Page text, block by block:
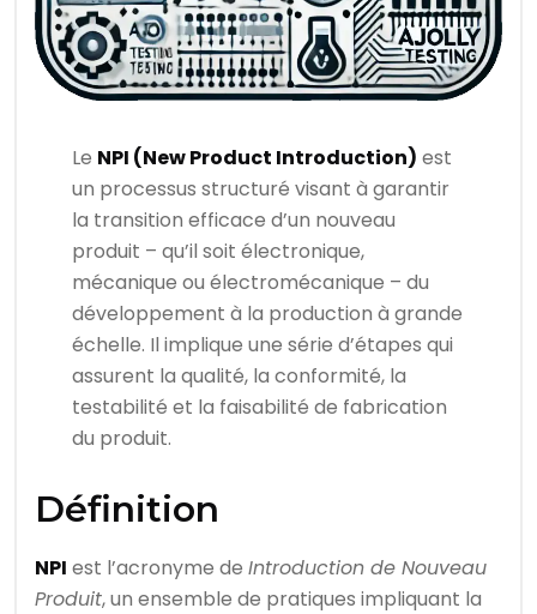
Le NPI (New Product Introduction) est
un processus structuré visant à garantir
la transition efficace d’un nouveau
produit – qu’il soit électronique,
mécanique ou électromécanique – du
développement à la production à grande
échelle. Il implique une série d’étapes qui
assurent la qualité, la conformité, la
testabilité et la faisabilité de fabrication
du produit.
Définition
NPI est l’acronyme de Introduction de Nouveau
Produit, un ensemble de pratiques impliquant la